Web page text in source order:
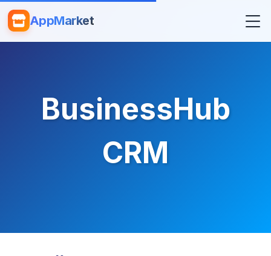
AppMarket
BusinessHub
CRM